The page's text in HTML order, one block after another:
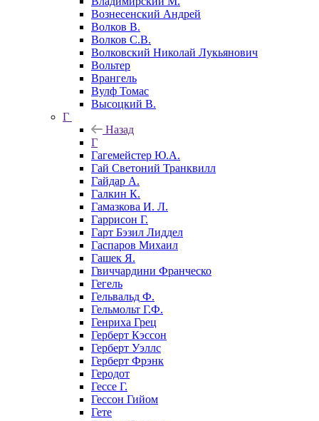
Вознесенский Андрей
Волков В.
Волков С.В.
Волковский Николай Лукьянович
Вольтер
Врангель
Вулф Томас
Высоцкий В.
Г
Назад
Г
Гагемейстер Ю.А.
Гай Светоний Транквилл
Гайдар А.
Галкин К.
Гамазкова И. Л.
Гаррисон Г.
Гарт Бэзил Лиддел
Гаспаров Михаил
Гашек Я.
Гвиччардини Франческо
Гегель
Гельвальд Ф.
Гельмольт Г.Ф.
Генриха Грец
Герберт Кэссон
Герберт Уэллс
Герберт Фрэнк
Геродот
Гессе Г.
Гессон Гийом
Гете